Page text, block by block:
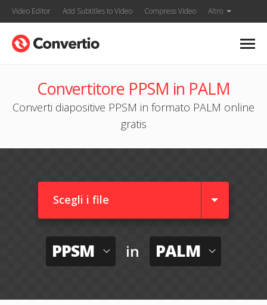
Video Editor Add Subtitles to Video Compress Video Altro
Convertitore PPSM in PALM
Converti diapositive PPSM in formato PALM online
gratis
Scegli i file
PPSM in PALM